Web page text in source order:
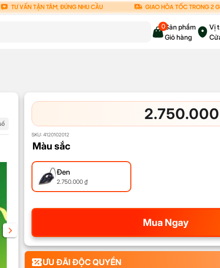
0Sản phẩm
Giỏ hàng
Vị
2.750.000
SKU:4120102012
Màu sắc
Đen
2.750.000₫
Mua Ngay
ƯU ĐÃI ĐỘC QUYỀN